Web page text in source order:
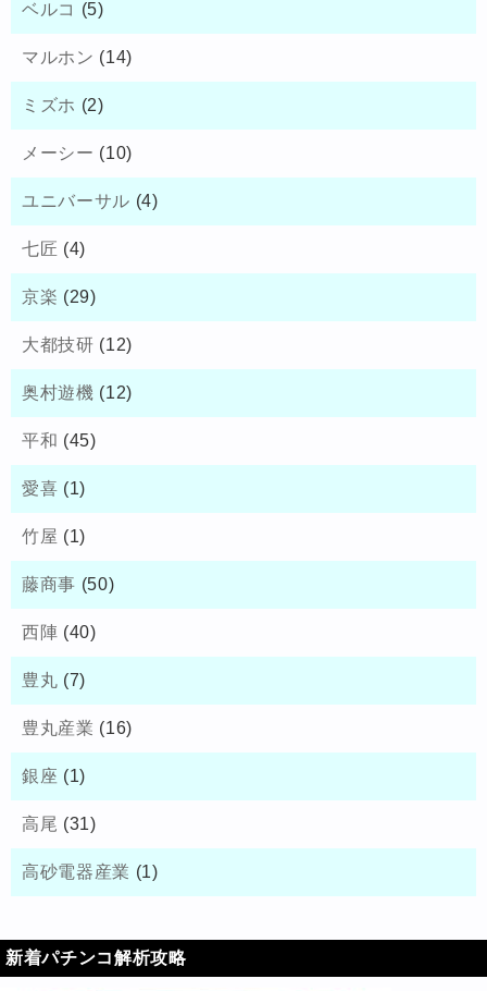
ベルコ (5)
マルホン (14)
ミズホ (2)
メーシー (10)
ユニバーサル (4)
七匠 (4)
京楽 (29)
大都技研 (12)
奥村遊機 (12)
平和 (45)
愛喜 (1)
竹屋 (1)
藤商事 (50)
西陣 (40)
豊丸 (7)
豊丸産業 (16)
銀座 (1)
高尾 (31)
高砂電器産業 (1)
新着パチンコ解析攻略